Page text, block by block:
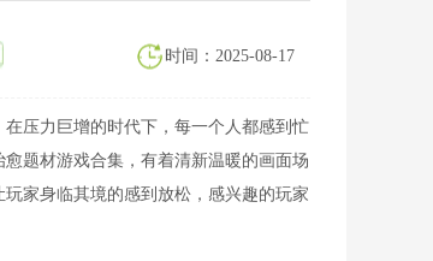
时间：2025-08-17
压力巨增的时代下，每一个人都感到忙
题材游戏合集，有着清新温暖的画面场
家身临其境的感到放松，感兴趣的玩家